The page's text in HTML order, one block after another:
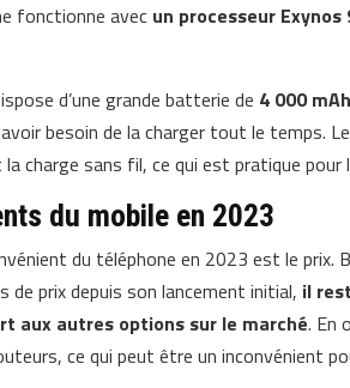
fonctionne avec un processeur Exynos
d’une grande batterie de 4 000
besoin de la charger tout le temps.
la charge sans fil, ce qui est pratique
du mobile en 2023
du téléphone en 2023 est le prix.
de prix depuis son lancement initial, il
aux autres options sur le marché. En
ce qui peut être un inconvénient